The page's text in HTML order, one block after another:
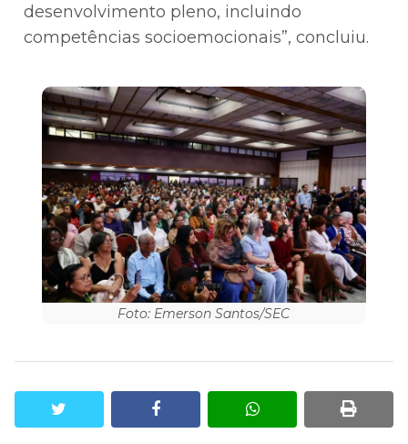
desenvolvimento pleno, incluindo
competências socioemocionais”, concluiu.
Foto: Emerson Santos/SEC
facebook whatsapp print